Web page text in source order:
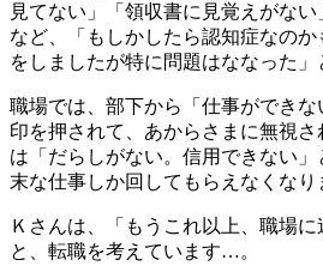
見てない」「領収書に見覚えがない
など、「もしかしたら認知症なの
をしましたが特に問題はななった」
職場では、部下から「仕事ができ
印を押されて、あからさまに無視
は「だらしがない。信用できない
末な仕事しか回してもらえなくなり
Ｋさんは、「もうこれ以上、職場に
と、転職を考えています…。